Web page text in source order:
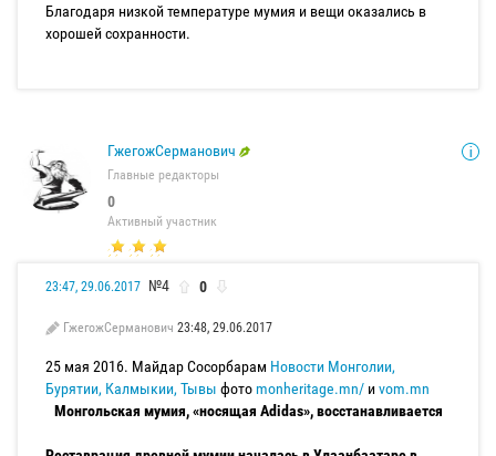
Благодаря низкой температуре мумия и вещи оказались в
хорошей сохранности.
ГжегожСерманович
Главные редакторы
0
Активный участник
23:47, 29.06.2017 №4 0
ГжегожСерманович 23:48, 29.06.2017
25 мая 2016. Майдар Сосорбарам Новости Монголии,
Бурятии, Калмыкии, Тывы фотоmonheritage.mn/ иvom.mn
Монгольская мумия, «носящая Adidas», восстанавливается